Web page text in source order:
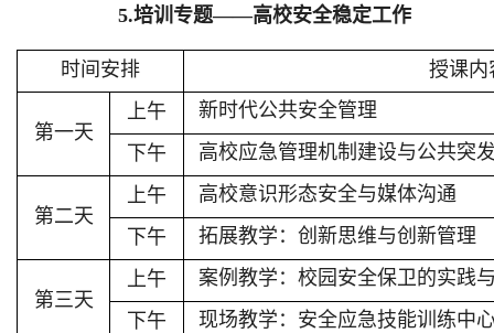
5.培训专题——高校安全稳定工作
时间安排 授课内
第一天
上午
新时代公共安全管理
下午
高校应急管理机制建设与公共突
第二天
上午
高校意识形态安全与媒体沟通
下午
拓展教学：创新思维与创新管理
第三天
上午
案例教学：校园安全保卫的实践
下午
现场教学：安全应急技能训练中